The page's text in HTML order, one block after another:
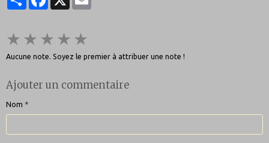
★ ★ ★ ★ ★
Aucune note. Soyez le premier à attribuer une note !
Ajouter un commentaire
Nom